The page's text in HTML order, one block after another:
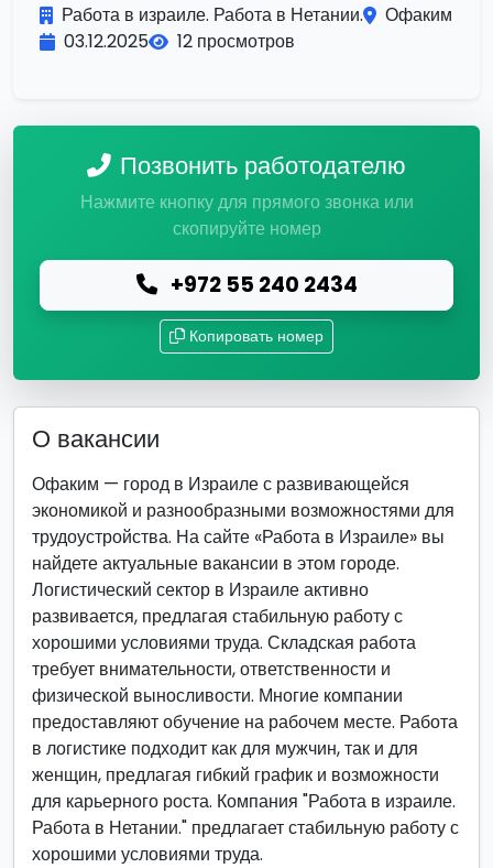
Работа в израиле. Работа в Нетании.
Офаким
03.12.2025
12 просмотров
Позвонить работодателю
Нажмите кнопку для прямого звонка или
скопируйте номер
+972 55 240 2434
Копировать номер
О вакансии
Офаким — город в Израиле с развивающейся
экономикой и разнообразными возможностями для
трудоустройства. На сайте «Работа в Израиле» вы
найдете актуальные вакансии в этом городе.
Логистический сектор в Израиле активно
развивается, предлагая стабильную работу с
хорошими условиями труда. Складская работа
требует внимательности, ответственности и
физической выносливости. Многие компании
предоставляют обучение на рабочем месте. Работа
в логистике подходит как для мужчин, так и для
женщин, предлагая гибкий график и возможности
для карьерного роста. Компания "Работа в израиле.
Работа в Нетании." предлагает стабильную работу с
хорошими условиями труда.